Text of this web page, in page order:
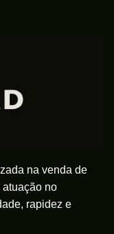
na venda de
no
rapidez e